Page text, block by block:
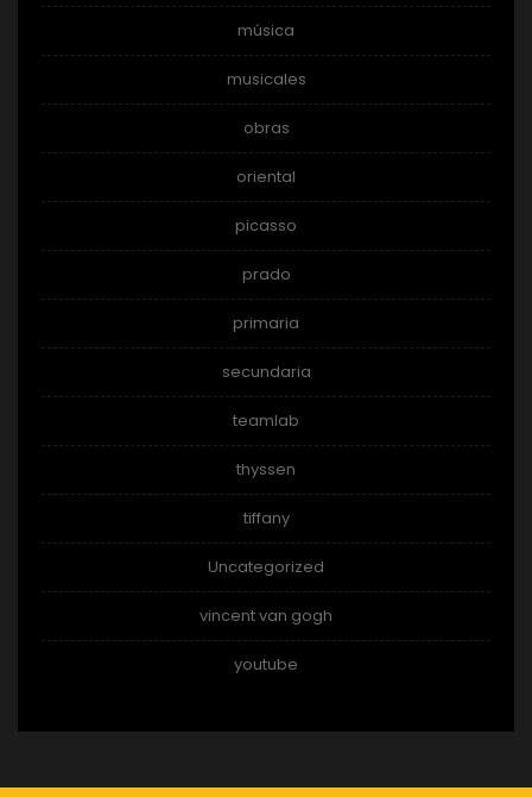
música
musicales
obras
oriental
picasso
prado
primaria
secundaria
teamlab
thyssen
tiffany
Uncategorized
vincent van gogh
youtube